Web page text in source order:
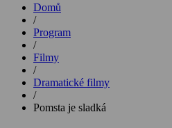
Domů
/
Program
/
Filmy
/
Dramatické filmy
/
Pomsta je sladká